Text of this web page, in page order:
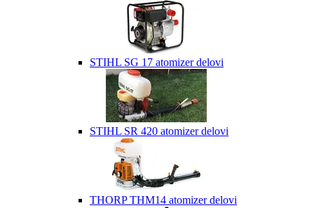
STIHL SG 17 atomizer delovi
STIHL SR 420 atomizer delovi
THORP THM14 atomizer delovi